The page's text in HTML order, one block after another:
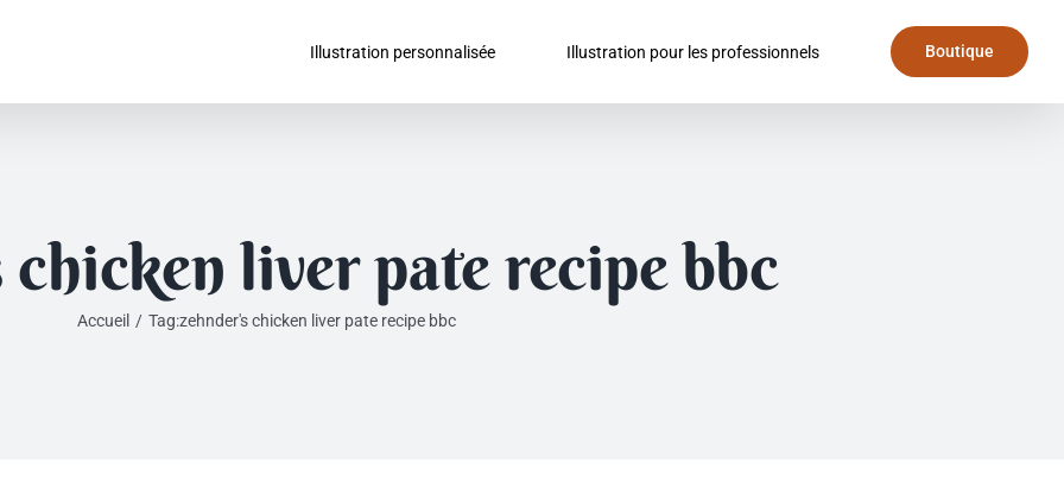
Illustration personnalisée Illustration pour les professionnels Boutique
chicken liver pate recipe bbc
Accueil / Tag:zehnder's chicken liver pate recipe bbc